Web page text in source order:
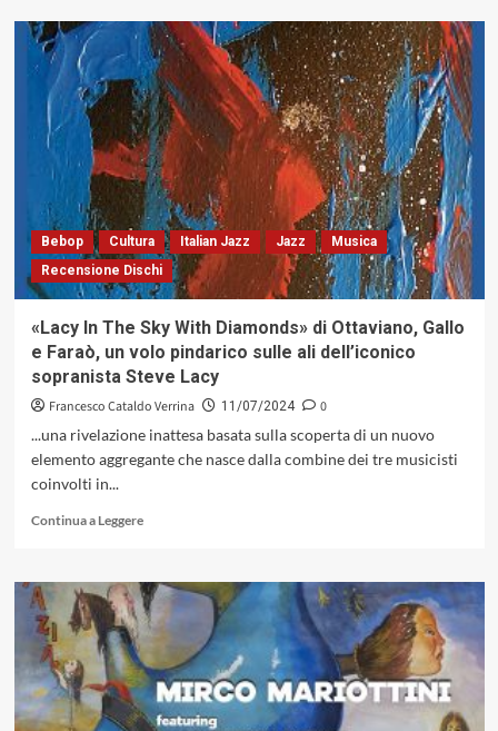
su
Danilo
Cubuzio
–
“Another
Opportunity”
(Caligola
Records,
2024)
Bebop Cultura Italian Jazz Jazz
Musica
Recensione Dischi
«Lacy In The Sky With Diamonds» di Ottaviano, Gallo
e Faraò, un volo pindarico sulle ali dell’iconico
sopranista Steve Lacy
Francesco Cataldo Verrina 11/07/2024
0
...una rivelazione inattesa basata sulla scoperta di un nuovo
elemento aggregante che nasce dalla combine dei tre musicisti
coinvolti in...
Continua a LeggereLeggi
su
«Lacy
In
The
Sky
With
Diamonds»